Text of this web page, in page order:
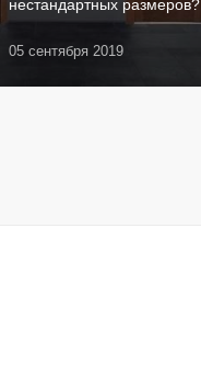
05 сентября 2019
нестандартных размеров?